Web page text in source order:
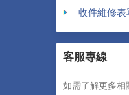
收件維修表
客服專線
如需了解更多相